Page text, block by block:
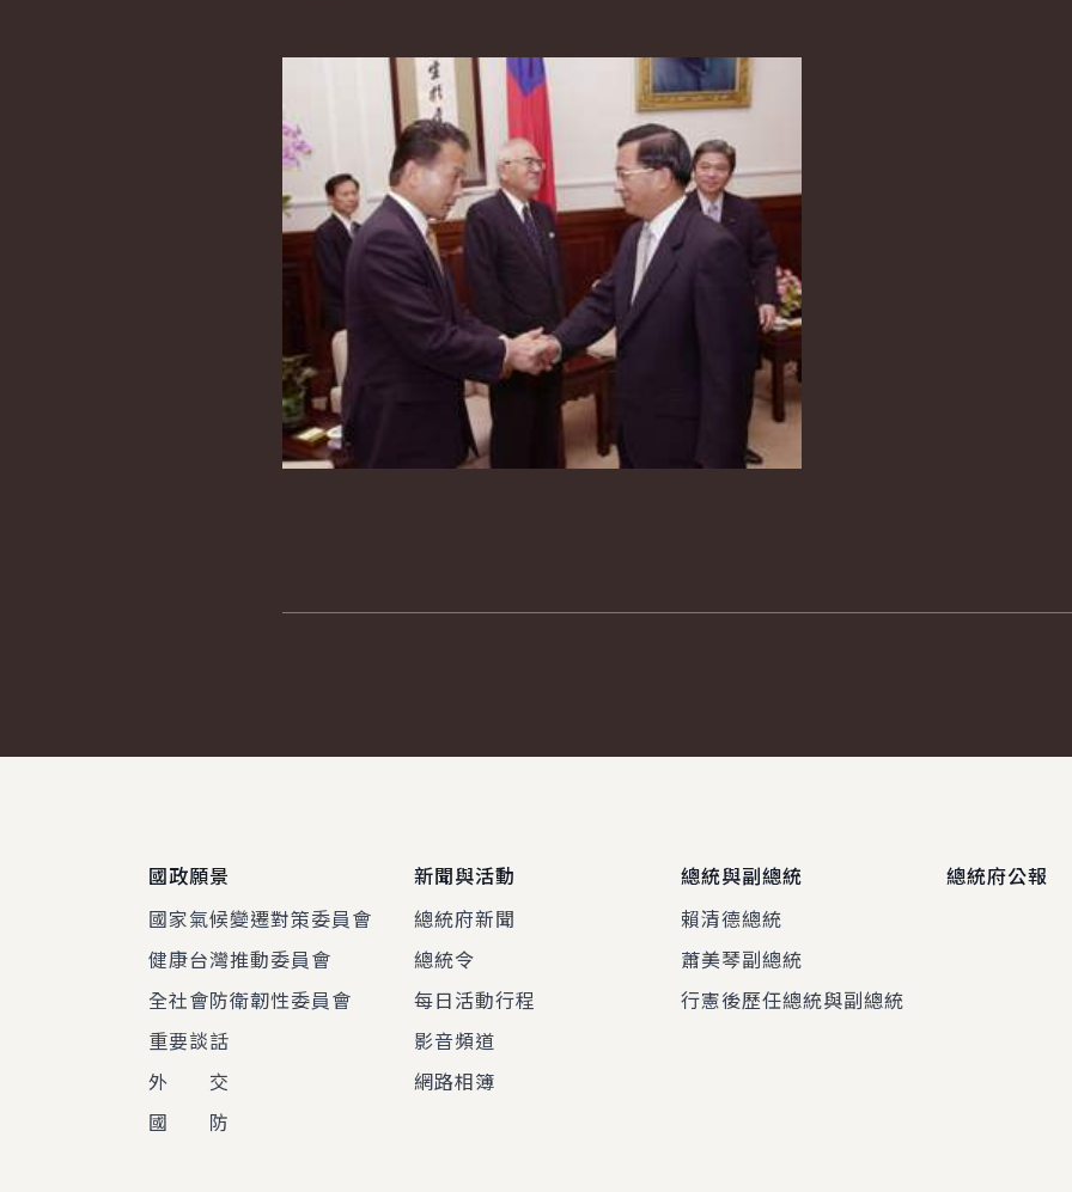
國政願景
國家氣候變遷對策委員會
健康台灣推動委員會
全社會防衛韌性委員會
重要談話
外 交
國 防
新聞與活動
總統府新聞
總統令
每日活動行程
影音頻道
網路相簿
總統與副總統
賴清德總統
蕭美琴副總統
行憲後歷任總統與副總統
總統府公報